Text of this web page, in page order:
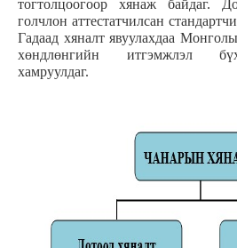
тогтолцоогоор хянаж байдаг.
голчлон аттестатчилсан
Гадаад хяналт явуулахдаа
хөндлөнгийн итгэмжлэл
хамруулдаг.